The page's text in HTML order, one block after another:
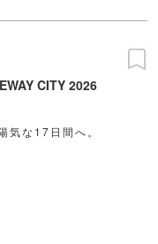
CITY 2026
気な17日間へ。